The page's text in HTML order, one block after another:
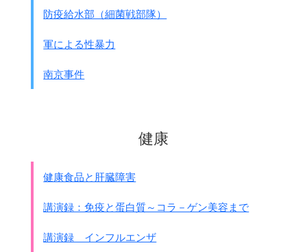
● 第16師団 戦闘詳報 12月14日
敵は統制のもとに我と
交戦の意図を
有するがごときもの無き
敗残潜在する数は少なくとも5～6千名を下ら
ず・・・・
● 第16師団歩兵第20連隊 増田六助伍長の記録
今日は国際委員会の設置している
難民区へ掃蕩に行くのである。
数万の敗残兵は、
結局この難民区へ逃げ込んでいるのだ。
防疫給水部（細菌戦部隊）
軍による性暴力
南京事件
健康
健康食品と肝臓障害
講演録：免疫と蛋白質～コラ－ゲン美容まで
講演録 インフルエンザ